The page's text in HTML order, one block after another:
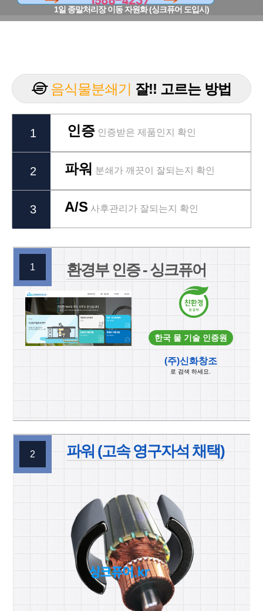
1일 종말처리장 이동 자원화 (싱크퓨어 도입시)
음식물분쇄기 잘!! 고르는 방법
1 인증 인증받은 제품인지 확인
2 파워 분쇄가 깨끗이 잘되는지 확인
3 A/S 사후관리가 잘되는지 확인
1 환경부 인증 - 싱크퓨어
한국 물 기술 인증원
(주)신화창조
로 검색 하세요.
2 파워 (고속 영구자석 채택)